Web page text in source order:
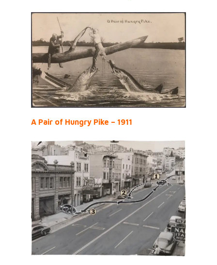
A Pair of Hungry Pike – 1911